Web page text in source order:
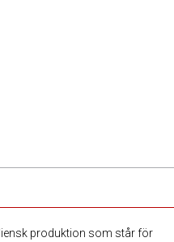
produktion som står för